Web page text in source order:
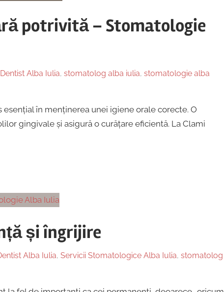
potrivită – Stomatologie
Dentist Alba Iulia, stomatolog alba iulia, stomatologie alba
în menținerea unei igiene orale corecte. O
gingivale și asigură o curățare eficientă. La Clami
și îngrijire
Alba Iulia, Servicii Stomatologice Alba Iulia, stomatolog